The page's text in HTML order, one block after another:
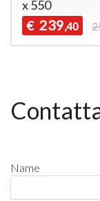
x 550
€ 239,40
Name